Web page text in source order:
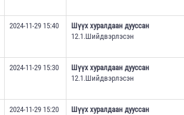
2024-11-29 15:40
Шүүх хуралдаан дууссан
12.1.Шийдвэрлэсэн
2024-11-29 15:30
Шүүх хуралдаан дууссан
12.1.Шийдвэрлэсэн
2024-11-29 15:20
Шүүх хуралдаан дууссан